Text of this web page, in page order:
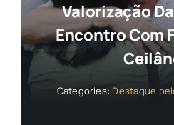
Valorização
Encontro Com
Categories: Destaque